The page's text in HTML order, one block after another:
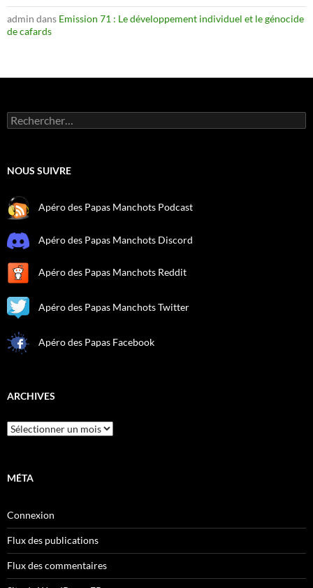
admin dans Emission 71 : Le développement individuel et le génocide
de cafards
Rechercher :
NOUS SUIVRE
Apéro des Papas Manchots Podcast
Apéro des Papas Manchots Discord
Apéro des Papas Manchots Reddit
Apéro des Papas Manchots Twitter
Apéro des Papas Facebook
ARCHIVES
Archives
MÉTA
Connexion
Flux des publications
Flux des commentaires